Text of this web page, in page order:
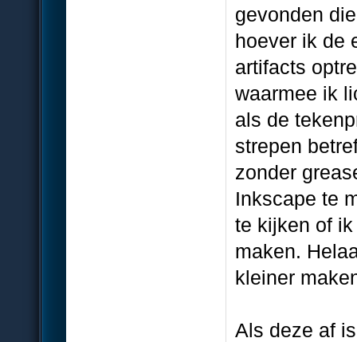
gevonden
hoever ik de
artifacts
waarmee ik
als de
strepen
zonder
Inkscape te
te kijken of
maken.
kleiner
Als deze af